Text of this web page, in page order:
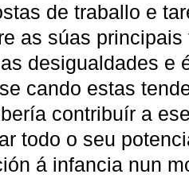
de traballo e
as súas principais
desigualdades e
cando estas
contribuír a
todo o seu
á infancia nun